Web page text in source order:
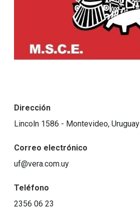
Dirección
Lincoln 1586 - Montevideo, Uruguay
Correo electrónico
uf@vera.com.uy
Teléfono
2356 06 23